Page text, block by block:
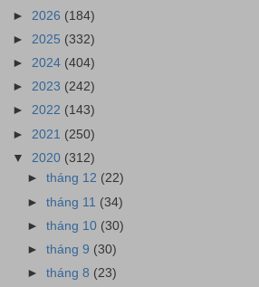
► 2026 (184)
► 2025 (332)
► 2024 (404)
► 2023 (242)
► 2022 (143)
► 2021 (250)
▼ 2020 (312)
►tháng 12 (22)
►tháng 11 (34)
►tháng 10 (30)
►tháng 9 (30)
►tháng 8 (23)